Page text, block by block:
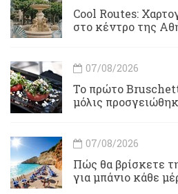
Cool Routes:
στο κέντρο της
07/08/2026
Το πρώτο
μόλις
07/08/2026
Πώς θα βρίσκετε
για μπάνιο κάθε